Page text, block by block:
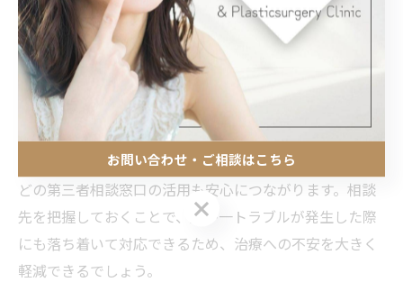
対応や説明の違いを比較できます。例えば、ある医院で
は治療リスクの説明が詳細だったのに対し、別の医院で
は費用面に重点を置いて説明するなど、医院ごとの特色
も見えてきます。これにより、自分に合った医院を見極
めやすくなります。
さらに、国民生活センターや消費者センター、弁護士な
どの第三者相談窓口の活用も安心につながります。相談
先を把握しておくことで、万が一トラブルが発生した際
にも落ち着いて対応できるため、治療への不安を大きく
軽減できるでしょう。
お問い合わせ・ご相談はこちら
お問い合わせ・ご相談はこちら